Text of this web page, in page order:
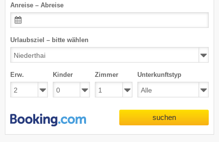
Anreise – Abreise
Urlaubsziel – bitte wählen
Erw. Kinder Zimmer Unterkunftstyp
suchen